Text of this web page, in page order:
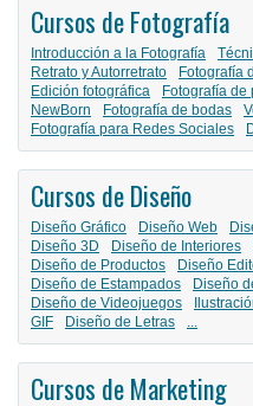
Cursos de Fotografía
Introducción a la Fotografía
Retrato y Autorretrato
Fotografía
Edición fotográfica
Fotografía de
NewBorn
Fotografía de bodas
Fotografía para Redes Sociales
Cursos de Diseño
Diseño Gráfico Diseño Web
Diseño 3D
Diseño de Interiores
Diseño de Productos
Diseño
Diseño de Estampados
Diseño
Diseño de Videojuegos
GIF
Diseño de Letras ...
Cursos de Marketing